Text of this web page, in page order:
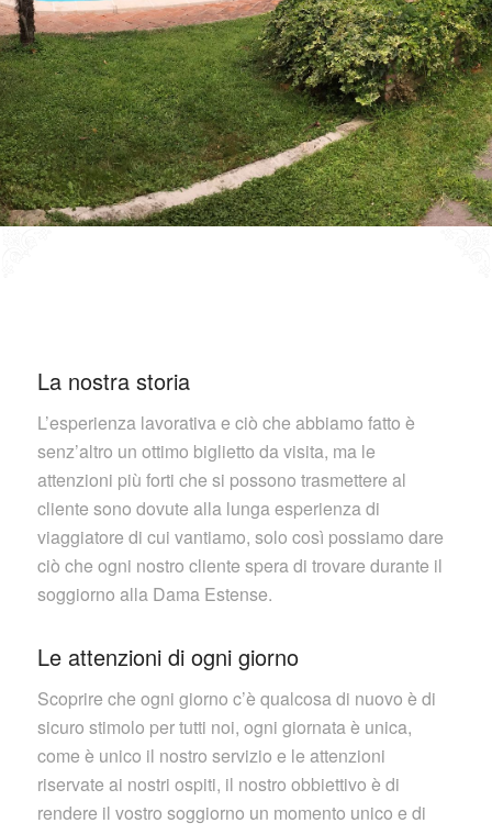
La nostra storia
L’esperienza lavorativa e ciò che abbiamo fatto è
senz’altro un ottimo biglietto da visita, ma le
attenzioni più forti che si possono trasmettere al
cliente sono dovute alla lunga esperienza di
viaggiatore di cui vantiamo, solo così possiamo dare
ciò che ogni nostro cliente spera di trovare durante il
soggiorno alla Dama Estense.
Le attenzioni di ogni giorno
Scoprire che ogni giorno c’è qualcosa di nuovo è di
sicuro stimolo per tutti noi, ogni giornata è unica,
come è unico il nostro servizio e le attenzioni
riservate ai nostri ospiti, il nostro obbiettivo è di
rendere il vostro soggiorno un momento unico e di